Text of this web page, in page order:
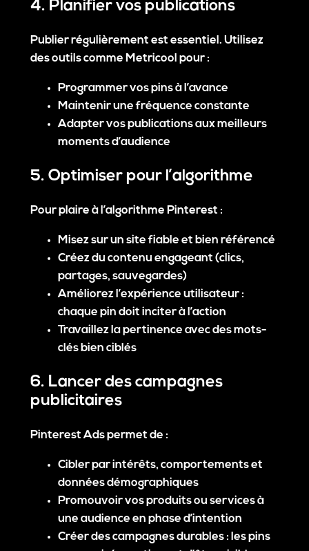
4. Planifier vos publications
Publier régulièrement est essentiel. Utilisez
des outils comme Metricool pour :
Programmer vos pins à l’avance
Maintenir une fréquence constante
Adapter vos publications aux meilleurs
moments d’audience
5. Optimiser pour l’algorithme
Pour plaire à l’algorithme Pinterest :
Misez sur un site fiable et bien référencé
Créez du contenu engageant (clics,
partages, sauvegardes)
Améliorez l’expérience utilisateur :
chaque pin doit inciter à l’action
Travaillez la pertinence avec des mots-
clés bien ciblés
6. Lancer des campagnes
publicitaires
Pinterest Ads permet de :
Cibler par intérêts, comportements et
données démographiques
Promouvoir vos produits ou services à
une audience en phase d’intention
Créer des campagnes durables : les pins